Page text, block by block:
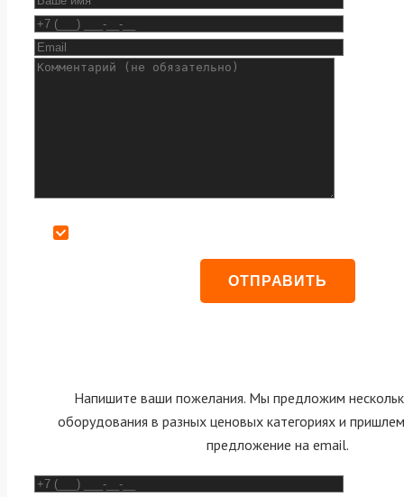
Напишите ваши пожелания. Мы предложим
оборудования в разных ценовых категориях и
предложение на email.